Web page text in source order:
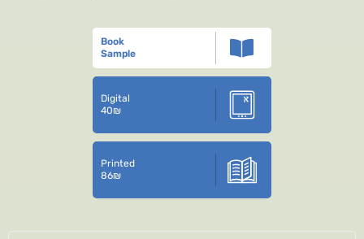
Book
Sample
Digital
40₪
Printed
86₪